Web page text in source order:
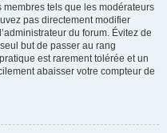
tels que les modérateurs
pas directement modifier
du forum. Évitez de
but de passer au rang
est rarement tolérée et un
abaisser votre compteur de